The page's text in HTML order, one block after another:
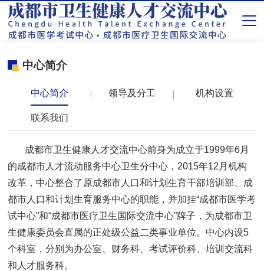
中心简介
中心简介 领导及分工 机构设置
联系我们
成都市卫生健康人才交流中心前身为成立于1999年6月
的成都市人才流动服务中心卫生分中心，2015年12月机构
改革，中心整合了原成都市人口和计划生育干部培训部、成
都市人口和计划生育服务中心的职能，并加挂“成都市医学考
试中心”和“成都市医疗卫生国际交流中心”牌子，为成都市卫
生健康委员会直属的正处级公益二类事业单位。中心内设5
个科室，分别为办公室、财务科、考试评价科、培训交流科
和人才服务科。